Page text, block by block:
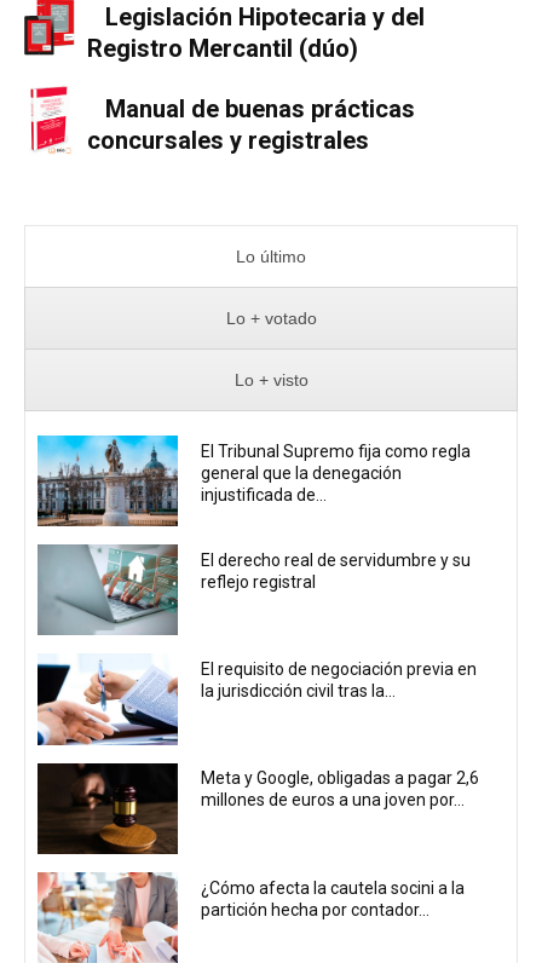
Legislación Hipotecaria y del
Registro Mercantil (dúo)
Manual de buenas prácticas
concursales y registrales
Lo último
Lo + votado
Lo + visto
El Tribunal Supremo fija como regla
general que la denegación
injustificada de...
El derecho real de servidumbre y su
reflejo registral
El requisito de negociación previa en
la jurisdicción civil tras la...
Meta y Google, obligadas a pagar 2,6
millones de euros a una joven por...
¿Cómo afecta la cautela socini a la
partición hecha por contador...